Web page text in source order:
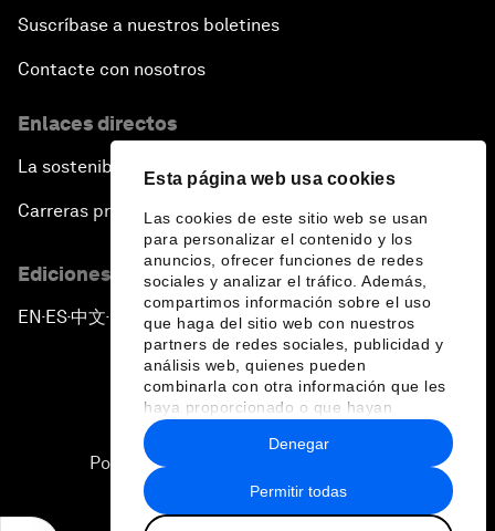
Esta página web usa cookies
Las cookies de este sitio web se usan
para personalizar el contenido y los
anuncios, ofrecer funciones de redes
sociales y analizar el tráfico. Además,
compartimos información sobre el uso
que haga del sitio web con nuestros
partners de redes sociales, publicidad y
análisis web, quienes pueden
combinarla con otra información que les
haya proporcionado o que hayan
recopilado a partir del uso que haya
hecho de sus servicios.
Permitir todas
Denegar
Suscríbase a nuestros boletines
Contacte con nosotros
Enlaces directos
La sostenibilidad en el Foro
Carreras profesionales
Ediciones en otros idiomas
EN ▪ES▪中文▪ 日本語
Política de privacidad y normas de uso
Sitemap